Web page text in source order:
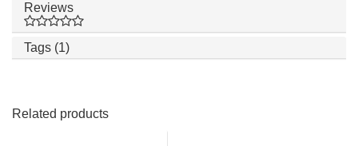
Reviews
Tags (1)
Related products